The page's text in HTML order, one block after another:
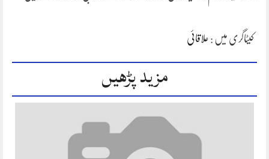
کیٹاگری میں : علاقائی
مزید پڑھیں